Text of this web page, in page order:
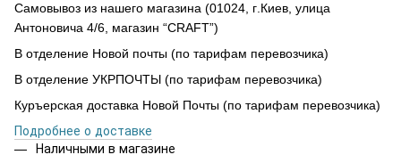
Самовывоз из нашего магазина (01024, г.Киев, улица
Антоновича 4/6, магазин “CRAFT”)
В отделение Новой почты (по тарифам перевозчика)
В отделение УКРПОЧТЫ (по тарифам перевозчика)
Куръерская доставка Новой Почты (по тарифам перевозчика)
Подробнее о доставке
Наличными в магазине